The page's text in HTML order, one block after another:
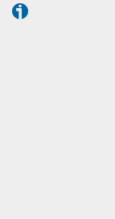
Tiktok